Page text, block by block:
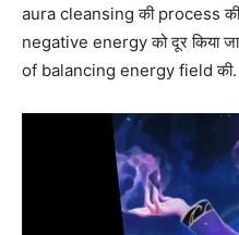
aura cleansing की process की
negative energy को दूर किया
of balancing energy field की.